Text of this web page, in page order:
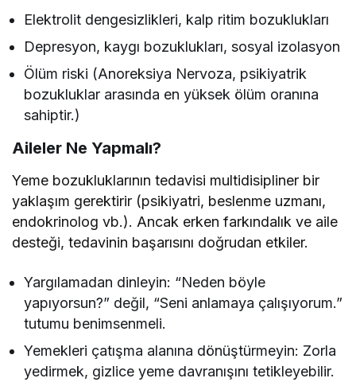
Elektrolit dengesizlikleri, kalp ritim bozuklukları
Depresyon, kaygı bozuklukları, sosyal izolasyon
Ölüm riski (Anoreksiya Nervoza, psikiyatrik
bozukluklar arasında en yüksek ölüm oranına
sahiptir.)
Aileler Ne Yapmalı?
Yeme bozukluklarının tedavisi multidisipliner bir
yaklaşım gerektirir (psikiyatri, beslenme uzmanı,
endokrinolog vb.). Ancak erken farkındalık ve aile
desteği, tedavinin başarısını doğrudan etkiler.
Yargılamadan dinleyin: “Neden böyle
yapıyorsun?” değil, “Seni anlamaya çalışıyorum.”
tutumu benimsenmeli.
Yemekleri çatışma alanına dönüştürmeyin: Zorla
yedirmek, gizlice yeme davranışını tetikleyebilir.